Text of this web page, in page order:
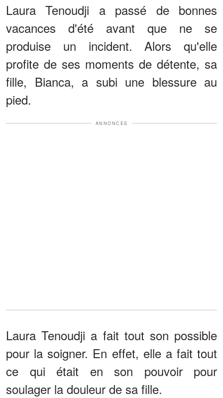
Laura Tenoudji a passé de bonnes
vacances d'été avant que ne se
produise un incident. Alors qu'elle
profite de ses moments de détente, sa
fille, Bianca, a subi une blessure au
pied.
ANNONCES
Laura Tenoudji a fait tout son possible
pour la soigner. En effet, elle a fait tout
ce qui était en son pouvoir pour
soulager la douleur de sa fille.